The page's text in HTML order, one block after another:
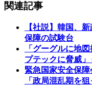
関連記事
【社説】韓国、
保障の試験台
「グーグルに地
プテックに脅威」
緊急国家安全保
「政局混乱期を